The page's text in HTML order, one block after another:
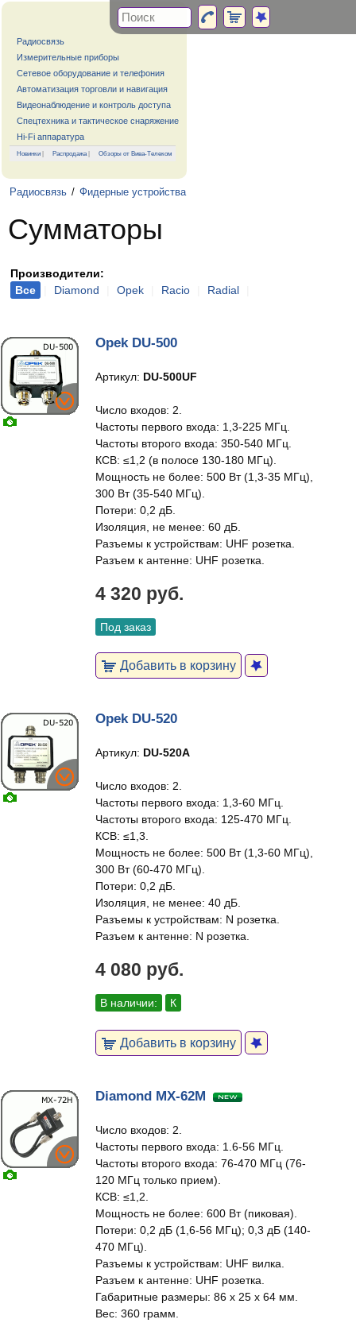
Радиосвязь
Измерительные приборы
Сетевое оборудование и телефония
Автоматизация торговли и навигация
Видеонаблюдение и контроль доступа
Спецтехника и тактическое снаряжение
Hi-Fi аппаратура
Новинки | Распродажа| Обзоры от Вива-Телеком
Радиосвязь / Фидерные устройства
Сумматоры
Производители:
Все
Diamond Opek Racio Radial
Opek DU-500
Артикул: DU-500UF
Число входов: 2.
Частоты первого входа: 1,3-225 МГц.
Частоты второго входа: 350-540 МГц.
КСВ: ≤1,2 (в полосе 130-180 МГц).
Мощность не более: 500 Вт (1,3-35 МГц),
300 Вт (35-540 МГц).
Потери: 0,2 дБ.
Изоляция, не менее: 60 дБ.
Разъемы к устройствам: UHF розетка.
Разъем к антенне: UHF розетка.
4 320 руб.
Под заказ
Добавить в корзину
Opek DU-520
Артикул: DU-520A
Число входов: 2.
Частоты первого входа: 1,3-60 МГц.
Частоты второго входа: 125-470 МГц.
КСВ: ≤1,3.
Мощность не более: 500 Вт (1,3-60 МГц),
300 Вт (60-470 МГц).
Потери: 0,2 дБ.
Изоляция, не менее: 40 дБ.
Разъемы к устройствам: N розетка.
Разъем к антенне: N розетка.
4 080 руб.
В наличии: К
Добавить в корзину
Diamond MX-62M
Число входов: 2.
Частоты первого входа: 1.6-56 МГц.
Частоты второго входа: 76-470 МГц (76-
120 МГц только прием).
КСВ: ≤1,2.
Мощность не более: 600 Вт (пиковая).
Потери: 0,2 дБ (1,6-56 МГц); 0,3 дБ (140-
470 МГц).
Разъемы к устройствам: UHF вилка.
Разъем к антенне: UHF розетка.
Габаритные размеры: 86 x 25 x 64 мм.
Вес: 360 грамм.